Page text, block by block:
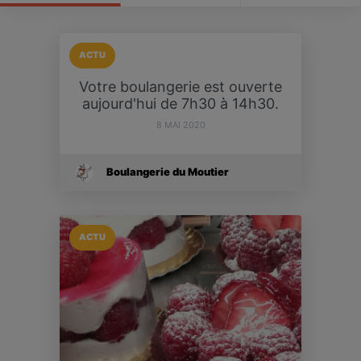
ACTU
Votre boulangerie est ouverte
aujourd'hui de 7h30 à 14h30.
8 MAI 2020
Boulangerie du Moutier
ACTU